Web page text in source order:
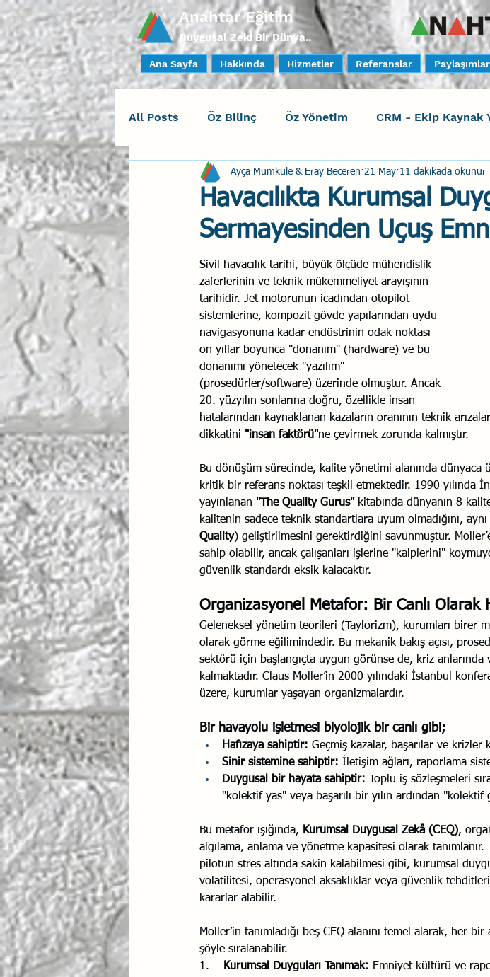
Anahtar Eğitim
Duygusal Zeki Bir Dünya..
Ana Sayfa Hakkında Hizmetler Referanslar Paylaşımlar
All Posts Öz Bilinç Öz Yönetim CRM - Ekip Kaynak
Sosyal Bilinç İlişki Yönetimi Harrison Assessments
Yaratıcı Drama İnsan Faktörleri - Human Factors
Duygusal Zeka Koçluğu Uçak Kazaları Sosyal Zekâ
İlişki Yönetimi Sun Tzu Savaş Sanatı Wellbeing
Psikolojik Güvenlik Havacılık Eğitimler
Havacılıkta Kurumsal
Sermayesinden Uçuş
Ayça Mumkule & Eray Beceren 21 May 11 dakikada okunur
Sivil havacılık tarihi, büyük ölçüde mühendislik
zaferlerinin ve teknik mükemmeliyet arayışının
tarihidir. Jet motorunun icadından otopilot
sistemlerine, kompozit gövde yapılarından uydu
navigasyonuna kadar endüstrinin odak noktası
on yıllar boyunca "donanım" (hardware) ve bu
donanımı yönetecek "yazılım"
(prosedürler/software) üzerinde olmuştur. Ancak
20. yüzyılın sonlarına doğru, özellikle insan
hatalarından kaynaklanan kazaların oranının teknik
dikkatini "insan faktörü"ne çevirmek zorunda kalmıştır.
Bu dönüşüm sürecinde, kalite yönetimi alanında dünyaca
kritik bir referans noktası teşkil etmektedir. 1990 yılında
yayınlanan "The Quality Gurus" kitabında dünyanın 8
kalitenin sadece teknik standartlara uyum olmadığını,
Quality) geliştirilmesini gerektirdiğini savunmuştur.
sahip olabilir, ancak çalışanları işlerine "kalplerini"
güvenlik standardı eksik kalacaktır.
Organizasyonel Metafor: Bir Canlı Olarak
Geleneksel yönetim teorileri (Taylorizm), kurumları birer
olarak görme eğilimindedir. Bu mekanik bakış açısı,
sektörü için başlangıçta uygun görünse de, kriz anlarında
kalmaktadır. Claus Moller’in 2000 yılındaki İstanbul
üzere, kurumlar yaşayan organizmalardır.
Bir havayolu işletmesi biyolojik bir canlı gibi;
Hafızaya sahiptir: Geçmiş kazalar, başarılar ve krizler
Sinir sistemine sahiptir: İletişim ağları, raporlama
Duygusal bir hayata sahiptir: Toplu iş sözleşmeleri
"kolektif yas" veya başarılı bir yılın ardından "kolektif
Bu metafor ışığında, Kurumsal Duygusal Zekâ (CEQ),
algılama, anlama ve yönetme kapasitesi olarak
pilotun stres altında sakin kalabilmesi gibi, kurumsal
volatilitesi, operasyonel aksaklıklar veya güvenlik
kararlar alabilir.
Moller’in tanımladığı beş CEQ alanını temel alarak, her
şöyle sıralanabilir.
1.
Kurumsal Duyguları Tanımak: Emniyet kültürü ve